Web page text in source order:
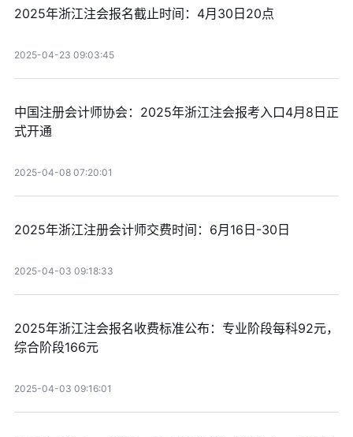
2025年浙江注会报名截止时间：4月30日20点
2025-04-23 09:03:45
中国注册会计师协会：2025年浙江注会报考入口4月8日正
式开通
2025-04-08 07:20:01
2025年浙江注册会计师交费时间：6月16日-30日
2025-04-03 09:18:33
2025年浙江注会报名收费标准公布：专业阶段每科92元，
综合阶段166元
2025-04-03 09:16:01